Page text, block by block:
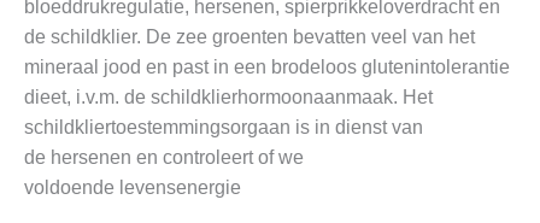
bloeddrukregulatie, hersenen, spierprikkeloverdracht en
de schildklier. De zee groenten bevatten veel van het
mineraal jood en past in een brodeloos glutenintolerantie
dieet, i.v.m. de schildklierhormoonaanmaak. Het
schildkliertoestemmingsorgaan is in dienst van
de hersenen en controleert of we
voldoende levensenergie
een
broodvrij
dieet
vanwege
de
jodium